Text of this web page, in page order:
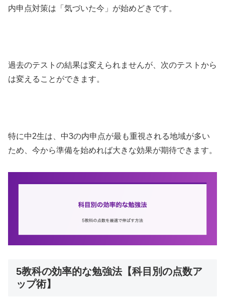
内申点対策は「気づいた今」が始めどきです。
過去のテストの結果は変えられませんが、次のテストから
は変えることができます。
特に中2生は、中3の内申点が最も重視される地域が多い
ため、今から準備を始めれば大きな効果が期待できます。
5教科の効率的な勉強法【科目別の点数ア
ップ術】